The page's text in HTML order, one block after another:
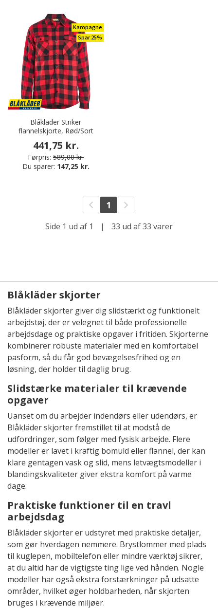
Kampagne
Spar 25%
Blåkläder Striker
flannelskjorte, Rød/Sort
441,75 kr.
Førpris: 589,00 kr.
Du sparer: 147,25 kr.
1
Side 1 ud af 1 | 33 ud af 33 varer
Blåkläder skjorter
Blåkläder skjorter giver dig slidstærkt og funktionelt
arbejdstøj, der er velegnet til både professionelle
arbejdsdage og praktiske opgaver i fritiden. Skjorterne
kombinerer robuste materialer med en komfortabel
pasform, så du får god bevægelsesfrihed og en
løsning, der holder til daglig brug.
Slidstærke materialer til krævende
opgaver
Uanset om du arbejder indendørs eller udendørs, er
Blåkläder skjorter fremstillet til at modstå de
udfordringer, som følger med fysisk arbejde. Flere
modeller er lavet i kraftig bomuld eller flannel, der kan
klare gentagen vask og slid, mens letvægtsmodeller i
blandingskvaliteter giver ekstra komfort på varme
dage.
Praktiske funktioner til en travl
arbejdsdag
Blåkläder skjorter er udstyret med praktiske detaljer,
som gør hverdagen nemmere. Brystlommer med plads
til kuglepen, mobiltelefon eller mindre værktøj sikrer,
at du altid har de vigtigste ting lige ved hånden. Nogle
modeller har også ekstra forstærkninger på udsatte
områder, hvilket øger holdbarheden, når skjorten
bruges i krævende miljøer.